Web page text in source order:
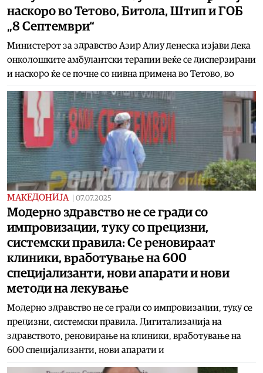
наскоро во Тетово, Битола, Штип и ГОБ
„8 Септември“
Министерот за здравство Азир Алиу денеска изјави дека
онколошките амбулантски терапии веќе се дисперзирани
и наскоро ќе се почне со нивна примена во Тетово, во
МАКЕДОНИЈА 07.07.2025
Модерно здравство не се гради со
импровизации, туку со прецизни,
системски правила: Се реновираат
клиники, вработување на 600
специјализанти, нови апарати и нови
методи на лекување
Модерно здравство не се гради со импровизации, туку се
прецизни, системски правила. Дигитализација на
здравството, реновирање на клиники, вработување на
600 специјализанти, нови апарати и